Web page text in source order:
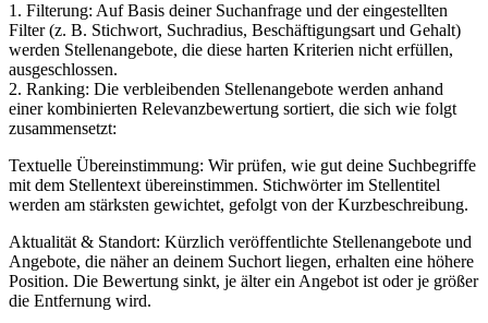
1. Filterung: Auf Basis deiner Suchanfrage und der eingestellten
Filter (z. B. Stichwort, Suchradius, Beschäftigungsart und Gehalt)
werden Stellenangebote, die diese harten Kriterien nicht erfüllen,
ausgeschlossen.
2. Ranking: Die verbleibenden Stellenangebote werden anhand
einer kombinierten Relevanzbewertung sortiert, die sich wie folgt
zusammensetzt:
Textuelle Übereinstimmung: Wir prüfen, wie gut deine Suchbegriffe
mit dem Stellentext übereinstimmen. Stichwörter im Stellentitel
werden am stärksten gewichtet, gefolgt von der Kurzbeschreibung.
Aktualität & Standort: Kürzlich veröffentlichte Stellenangebote und
Angebote, die näher an deinem Suchort liegen, erhalten eine höhere
Position. Die Bewertung sinkt, je älter ein Angebot ist oder je größer
die Entfernung wird.